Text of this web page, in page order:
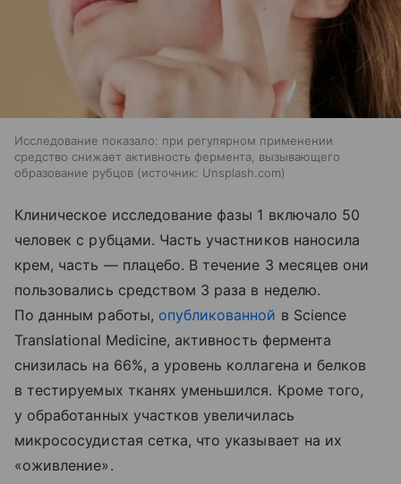
Исследование показало: при регулярном применении
средство снижает активность фермента, вызывающего
образование рубцов
источник: Unsplash.com
Клиническое исследование фазы 1 включало 50
человек с рубцами. Часть участников наносила
крем, часть — плацебо. В течение 3 месяцев они
пользовались средством 3 раза в неделю.
По данным работы, опубликованной в Science
Translational Medicine, активность фермента
снизилась на 66%, а уровень коллагена и белков
в тестируемых тканях уменьшился. Кроме того,
у обработанных участков увеличилась
микрососудистая сетка, что указывает на их
«оживление».